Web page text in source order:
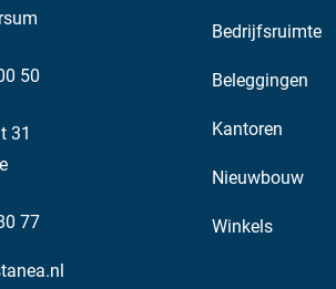
behoudt zich het recht van gunning voor.
en VvE
reglement die wordt bijgevoegd
dienen door de huurder te worden
huishoudelijk reglement.
50
31
77
Bedrijfsruimte
Beleggingen
Kantoren
Nieuwbouw
Winkels